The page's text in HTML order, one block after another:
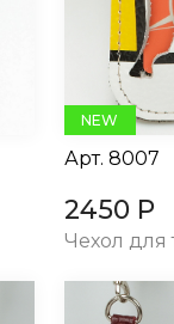
NEW
Арт. 8007
2450 Р
Чехол для